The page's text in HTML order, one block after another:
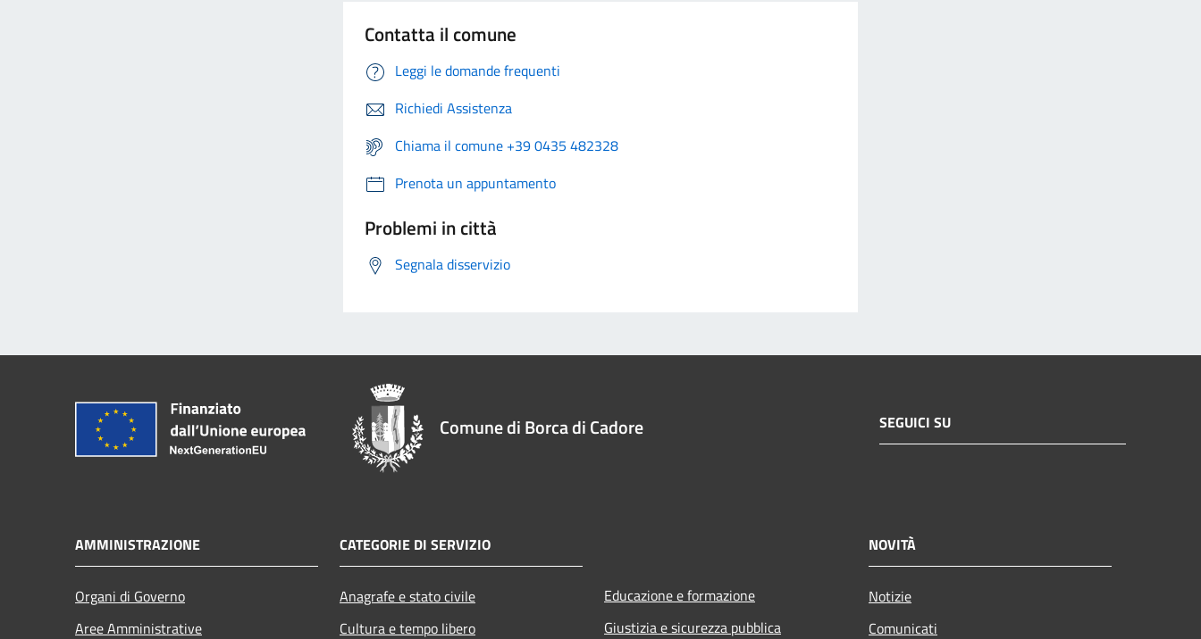
Contatta il comune
Leggi le domande frequenti
Richiedi Assistenza
Chiama il comune +39 0435 482328
Prenota un appuntamento
Problemi in città
Segnala disservizio
Comune di Borca di Cadore SEGUICI SU
AMMINISTRAZIONE
Organi di Governo
Aree Amministrative
CATEGORIE DI SERVIZIO
Anagrafe e stato civile
Cultura e tempo libero
Educazione e formazione
Giustizia e sicurezza pubblica
NOVITÀ
Notizie
Comunicati